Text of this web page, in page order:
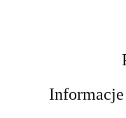
Informacje